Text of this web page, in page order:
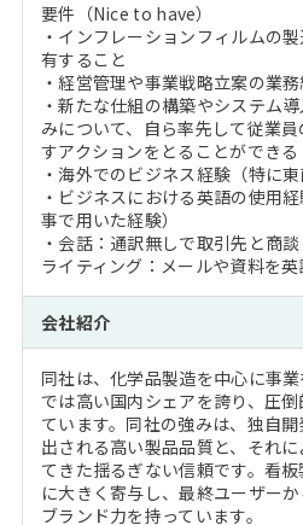
要件（Nice to have）
・インフレーションフィルムの
有すること
・経営管理や事業戦略立案の業
・新たな仕組の構築やシステム
みについて、自ら率先して従業
すアクションをとることができる
・海外でのビジネス経験（特に
・ビジネスにおける英語の使用
事で用いた経験）
・会話：通訳無しで取引先と商
ライティング：メールや資料を
会社紹介
同社は、化学品製造を中心に事
では高い国内シェアを誇り、圧
ています。同社の強みは、独自
出される高い製品品質と、それ
てきた揺るぎない信頼です。看
に大きく寄与し、最終ユーザー
ブランド力を持っています。